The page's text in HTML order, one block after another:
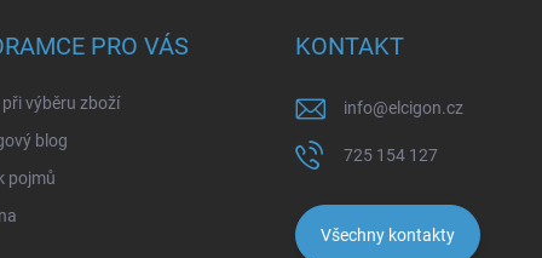
PRO VÁS
při výběru zboží
blog
pojmů
KONTAKT
info@elcigon.cz
725 154 127
Všechny kontakty